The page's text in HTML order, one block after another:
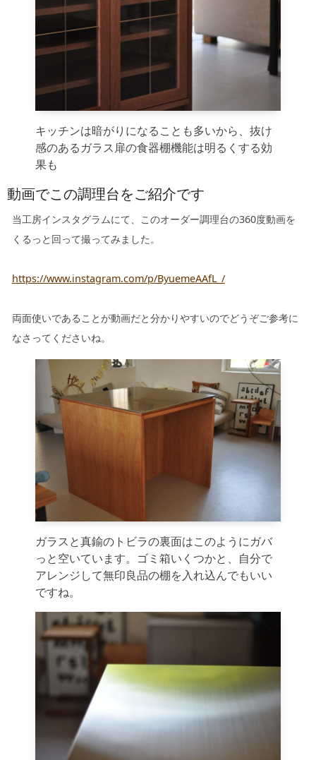
キッチンは暗がりになることも多いから、抜け
感のあるガラス扉の食器棚機能は明るくする効
果も
動画でこの調理台をご紹介です
当工房インスタグラムにて、このオーダー調理台の360度動画を
くるっと回って撮ってみました。
https://www.instagram.com/p/ByuemeAAfL_/
両面使いであることが動画だと分かりやすいのでどうぞご参考に
なさってくださいね。
ガラスと真鍮のトビラの裏面はこのようにガバ
っと空いています。ゴミ箱いくつかと、自分で
アレンジして無印良品の棚を入れ込んでもいい
ですね。